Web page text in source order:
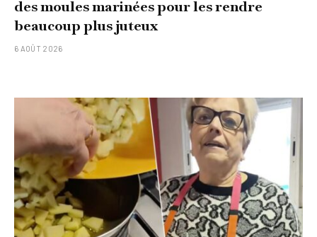
des moules marinées pour les rendre
beaucoup plus juteux
6 AOÛT 2026